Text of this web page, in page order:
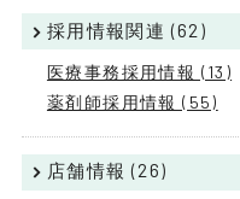
採用情報関連 (62)
医療事務採用情報 (13)
薬剤師採用情報 (55)
店舗情報 (26)